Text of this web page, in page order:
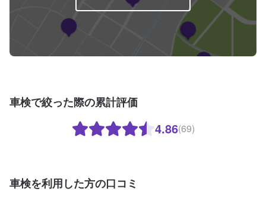
車検で絞った際の累計評価
4.86(69)
車検を利用した方の口コミ